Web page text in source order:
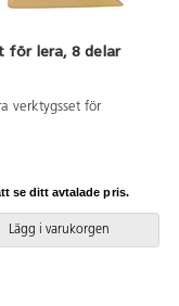
för lera, 8 delar
verktygsset för
se ditt avtalade pris.
Lägg i varukorgen